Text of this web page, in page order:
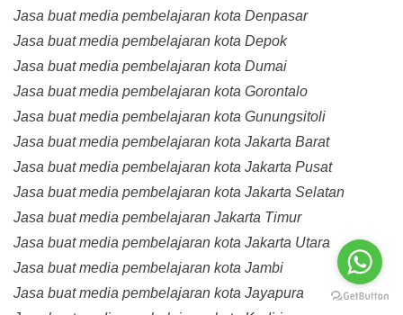
Jasa buat media pembelajaran kota Denpasar
Jasa buat media pembelajaran kota Depok
Jasa buat media pembelajaran kota Dumai
Jasa buat media pembelajaran kota Gorontalo
Jasa buat media pembelajaran kota Gunungsitoli
Jasa buat media pembelajaran kota Jakarta Barat
Jasa buat media pembelajaran kota Jakarta Pusat
Jasa buat media pembelajaran kota Jakarta Selatan
Jasa buat media pembelajaran Jakarta Timur
Jasa buat media pembelajaran kota Jakarta Utara
Jasa buat media pembelajaran kota Jambi
Jasa buat media pembelajaran kota Jayapura